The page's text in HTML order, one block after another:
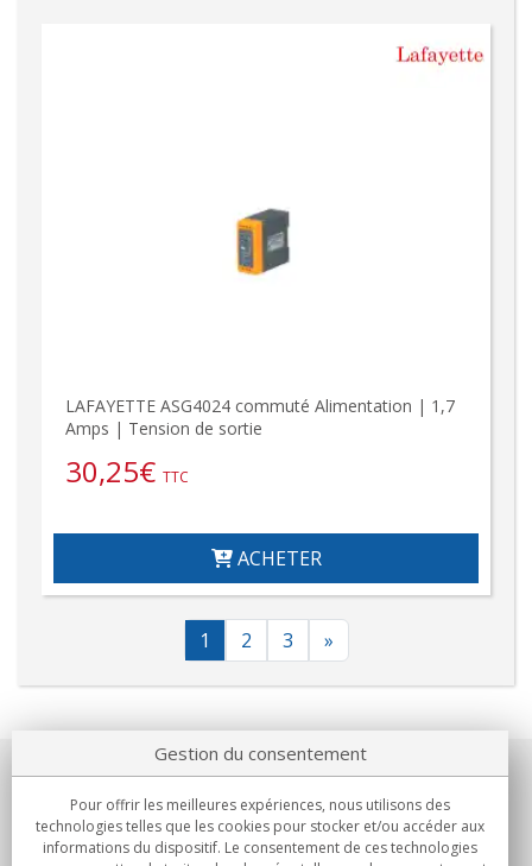
LAFAYETTE ASG4024 commuté Alimentation | 1,7
Amps | Tension de sortie
30,25€ TTC
ACHETER
1 2 3 »
Notre société
Engagements
Gestion du consentement
Pour offrir les meilleures expériences, nous utilisons des
technologies telles que les cookies pour stocker et/ou accéder aux
informations du dispositif. Le consentement de ces technologies